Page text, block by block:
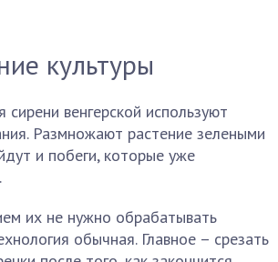
культуры
венгерской используют
Размножают растение зелеными
и побеги, которые уже
их не нужно обрабатывать
обычная. Главное – срезать